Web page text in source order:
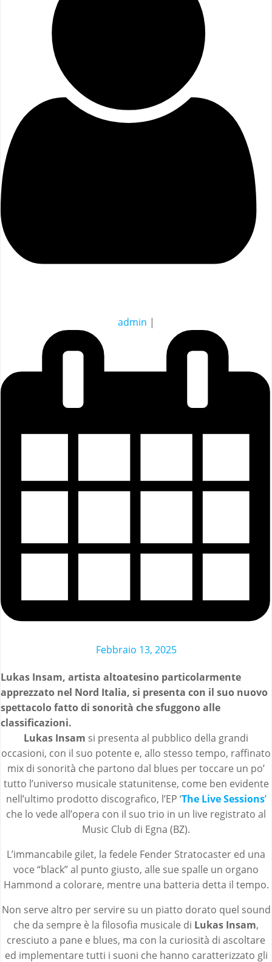
admin |
Febbraio 13, 2025
Lukas Insam, artista altoatesino particolarmente
apprezzato nel Nord Italia, si presenta con il suo nuovo
spettacolo fatto di sonorità che sfuggono alle
classificazioni.
Lukas Insam si presenta al pubblico della grandi
occasioni, con il suo potente e, allo stesso tempo, raffinato
mix di sonorità che partono dal blues per toccare un po’
tutto l’universo musicale statunitense, come ben evidente
nell’ultimo prodotto discografico, l’EP ‘The Live Sessions’
che lo vede all’opera con il suo trio in un live registrato al
Music Club di Egna (BZ).
L’immancabile gilet, la fedele Fender Stratocaster ed una
voce “black” al punto giusto, alle sue spalle un organo
Hammond a colorare, mentre una batteria detta il tempo.
Non serve altro per servire su un piatto dorato quel sound
che da sempre è la filosofia musicale di Lukas Insam,
cresciuto a pane e blues, ma con la curiosità di ascoltare
ed implementare tutti i suoni che hanno caratterizzato gli